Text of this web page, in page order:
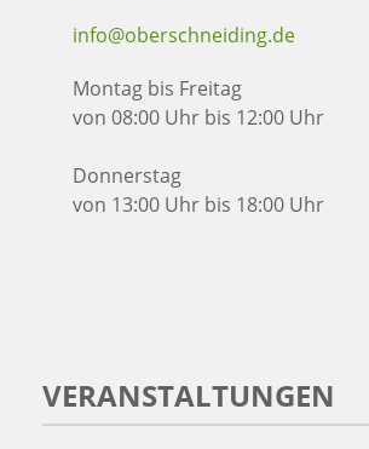
info@oberschneiding.de
Montag bis Freitag
von 08:00 Uhr bis 12:00 Uhr
Donnerstag
von 13:00 Uhr bis 18:00 Uhr
VERANSTALTUNGEN